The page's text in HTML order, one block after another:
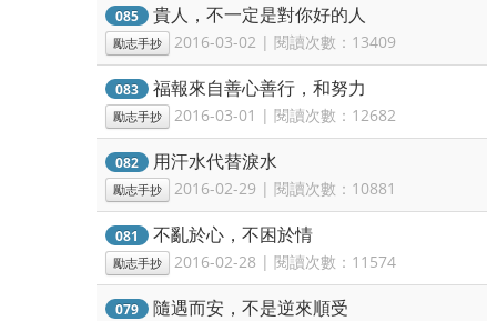
085 貴人，不一定是對你好的人
勵志手抄 2016-03-02 | 閱讀次數：13409
083 福報來自善心善行，和努力
勵志手抄 2016-03-01 | 閱讀次數：12682
082 用汗水代替淚水
勵志手抄 2016-02-29 | 閱讀次數：10881
081 不亂於心，不困於情
勵志手抄 2016-02-28 | 閱讀次數：11574
079 隨遇而安，不是逆來順受